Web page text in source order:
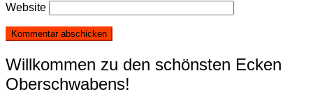
Website
Willkommen zu den schönsten Ecken
Oberschwabens!